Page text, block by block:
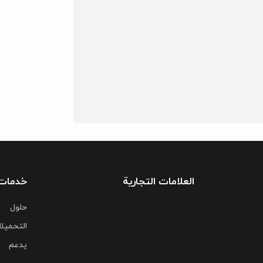
العلامات التجارية
حلول
یدعم